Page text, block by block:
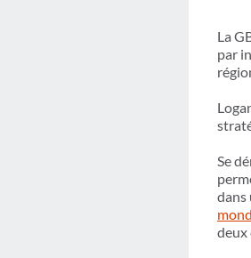
La
par
Se
dans
deux